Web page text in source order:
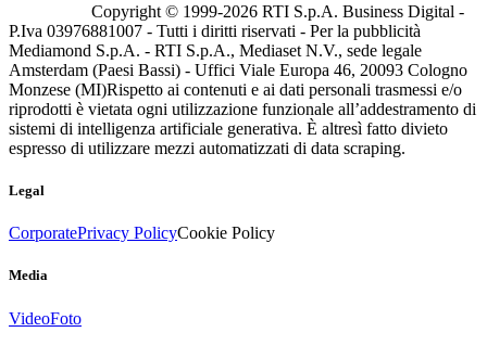
Copyright © 1999-2026 RTI S.p.A. Business Digital -
P.Iva 03976881007 - Tutti i diritti riservati - Per la pubblicità
Mediamond S.p.A. - RTI S.p.A., Mediaset N.V., sede legale
Amsterdam (Paesi Bassi) - Uffici Viale Europa 46, 20093 Cologno
Monzese (MI)Rispetto ai contenuti e ai dati personali trasmessi e/o
riprodotti è vietata ogni utilizzazione funzionale all’addestramento di
sistemi di intelligenza artificiale generativa. È altresì fatto divieto
espresso di utilizzare mezzi automatizzati di data scraping.
Legal
CorporatePrivacy PolicyCookie Policy
Media
VideoFoto